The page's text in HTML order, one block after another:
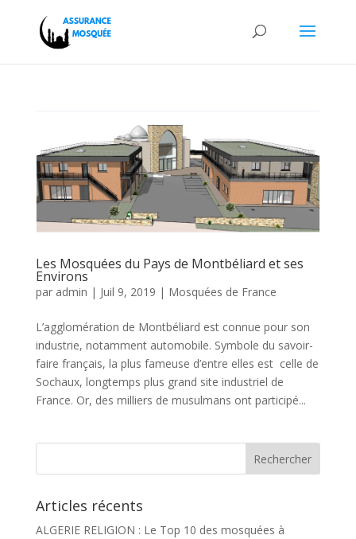
Les Mosquées du Pays de Montbéliard et ses
Environs
par admin | Juil 9, 2019 | Mosquées de France
L’agglomération de Montbéliard est connue pour son
industrie, notamment automobile. Symbole du savoir-
faire français, la plus fameuse d’entre elles est celle de
Sochaux, longtemps plus grand site industriel de
France. Or, des milliers de musulmans ont participé...
Articles récents
ALGERIE RELIGION : Le Top 10 des mosquées à